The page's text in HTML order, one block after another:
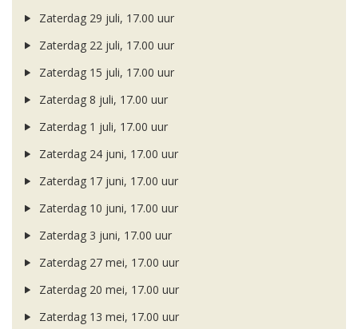
Zaterdag 29 juli, 17.00 uur
Zaterdag 22 juli, 17.00 uur
Zaterdag 15 juli, 17.00 uur
Zaterdag 8 juli, 17.00 uur
Zaterdag 1 juli, 17.00 uur
Zaterdag 24 juni, 17.00 uur
Zaterdag 17 juni, 17.00 uur
Zaterdag 10 juni, 17.00 uur
Zaterdag 3 juni, 17.00 uur
Zaterdag 27 mei, 17.00 uur
Zaterdag 20 mei, 17.00 uur
Zaterdag 13 mei, 17.00 uur